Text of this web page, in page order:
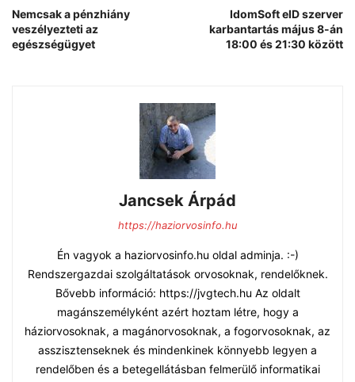
Nemcsak a pénzhiány
veszélyezteti az
egészségügyet
IdomSoft eID szerver
karbantartás május 8-án
18:00 és 21:30 között
Jancsek Árpád
https://haziorvosinfo.hu
Én vagyok a haziorvosinfo.hu oldal adminja. :-)
Rendszergazdai szolgáltatások orvosoknak, rendelőknek.
Bővebb információ: https://jvgtech.hu Az oldalt
magánszemélyként azért hoztam létre, hogy a
háziorvosoknak, a magánorvosoknak, a fogorvosoknak, az
asszisztenseknek és mindenkinek könnyebb legyen a
rendelőben és a betegellátásban felmerülő informatikai